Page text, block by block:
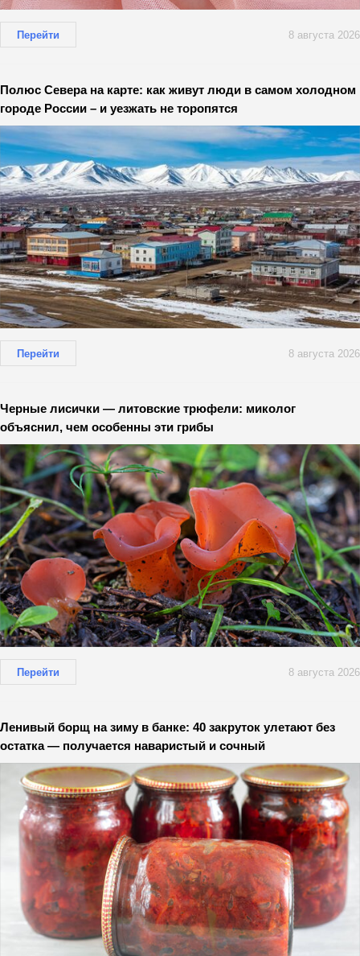
Перейти 8 августа 2026
Полюс Севера на карте: как живут люди в самом холодном
городе России – и уезжать не торопятся
Перейти 8 августа 2026
Черные лисички — литовские трюфели: миколог
объяснил, чем особенны эти грибы
Перейти 8 августа 2026
Ленивый борщ на зиму в банке: 40 закруток улетают без
остатка — получается наваристый и сочный